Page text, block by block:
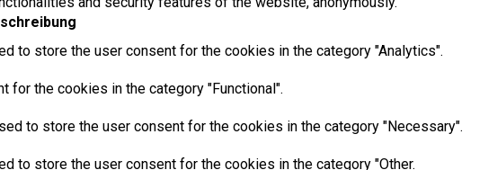
to store the user consent for the cookies in the category "Analytics".
for the cookies in the category "Functional".
to store the user consent for the cookies in the category "Necessary".
to store the user consent for the cookies in the category "Other.